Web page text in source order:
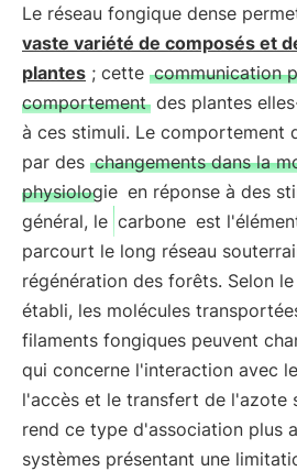
Le réseau fongique dense
vaste variété de composés et
plantes ; cette communication
comportement des plantes
à ces stimuli. Le comportement
par des changements dans la
physiologie en réponse à des
général, le carbone est
parcourt le long réseau
régénération des forêts. Selon
établi, les molécules
filaments fongiques peuvent
qui concerne l'interaction avec
l'accès et le transfert de l'azote
rend ce type d'association plus
systèmes présentant une